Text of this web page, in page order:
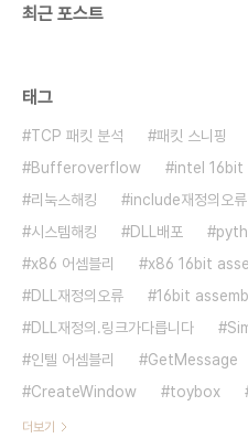
최근 포스트
태그
TCP 패킷 분석 패킷 스니핑
Bufferoverflow
intel 16bit
리눅스해킹
include재정의오류
시스템해킹
DLL배포
x86 어셈블리
x86 16bit
DLL재정의오류
16bit
DLL재정의.링크가다릅니다
인텔 어셈블리
GetMessage
CreateWindow
toybox
더보기